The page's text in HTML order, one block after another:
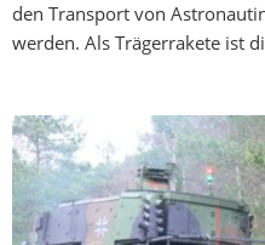
den Transport von
werden. Als Trägerrakete ist